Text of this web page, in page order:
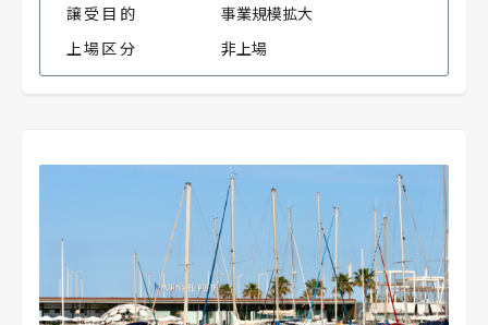
譲受目的
事業規模拡大
上場区分
非上場